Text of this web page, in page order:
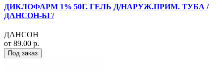
ДИКЛОФАРМ 1% 50Г. ГЕЛЬ Д/НАРУЖ.ПРИМ. ТУБА /
ДАНСОН-БГ/
ДАНСОН
от 89.00 р.
Под заказ